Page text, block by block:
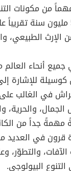
من مكونات
الإرث الطبيعي،
أنحاء العالم
كوسيلة
في الغالب
الجمال، والحرية،
جداً من
في العديد
والتطوّر،
البيولوجي.